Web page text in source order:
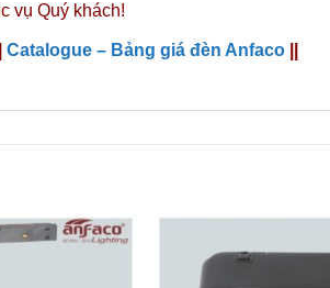
vụ Quý khách!
Catalogue – Bảng giá đèn Anfaco